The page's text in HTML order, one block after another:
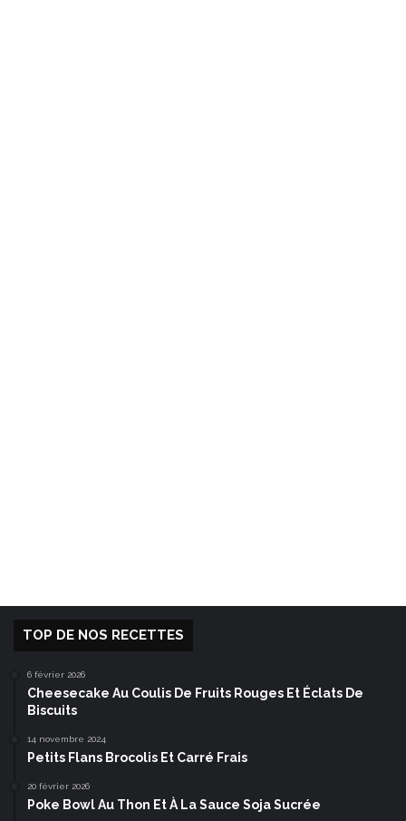
TOP DE NOS RECETTES
6 février 2026
Cheesecake Au Coulis De Fruits Rouges Et Éclats De
Biscuits
14 novembre 2024
Petits Flans Brocolis Et Carré Frais
20 février 2026
Poke Bowl Au Thon Et À La Sauce Soja Sucrée